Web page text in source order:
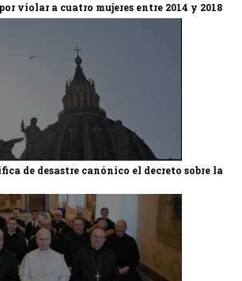
violar a cuatro mujeres entre 2014 y 2018
de desastre canónico el decreto sobre la